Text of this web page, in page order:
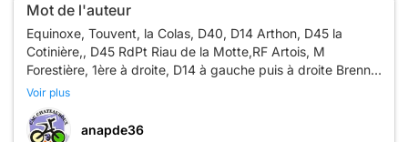
Mot de l'auteur
Equinoxe, Touvent, la Colas, D40, D14 Arthon, D45 la
Cotinière,, D45 RdPt Riau de la Motte,RF Artois, M
Forestière, 1ère à droite, D14 à gauche puis à droite Brenne,
D12 Ardentes, D12C, D943, à gauche D14, D38A,
Sassierges St Germain, D71, Mâron, Tilliaires, les Rogeais,
Voir plus
anapde36